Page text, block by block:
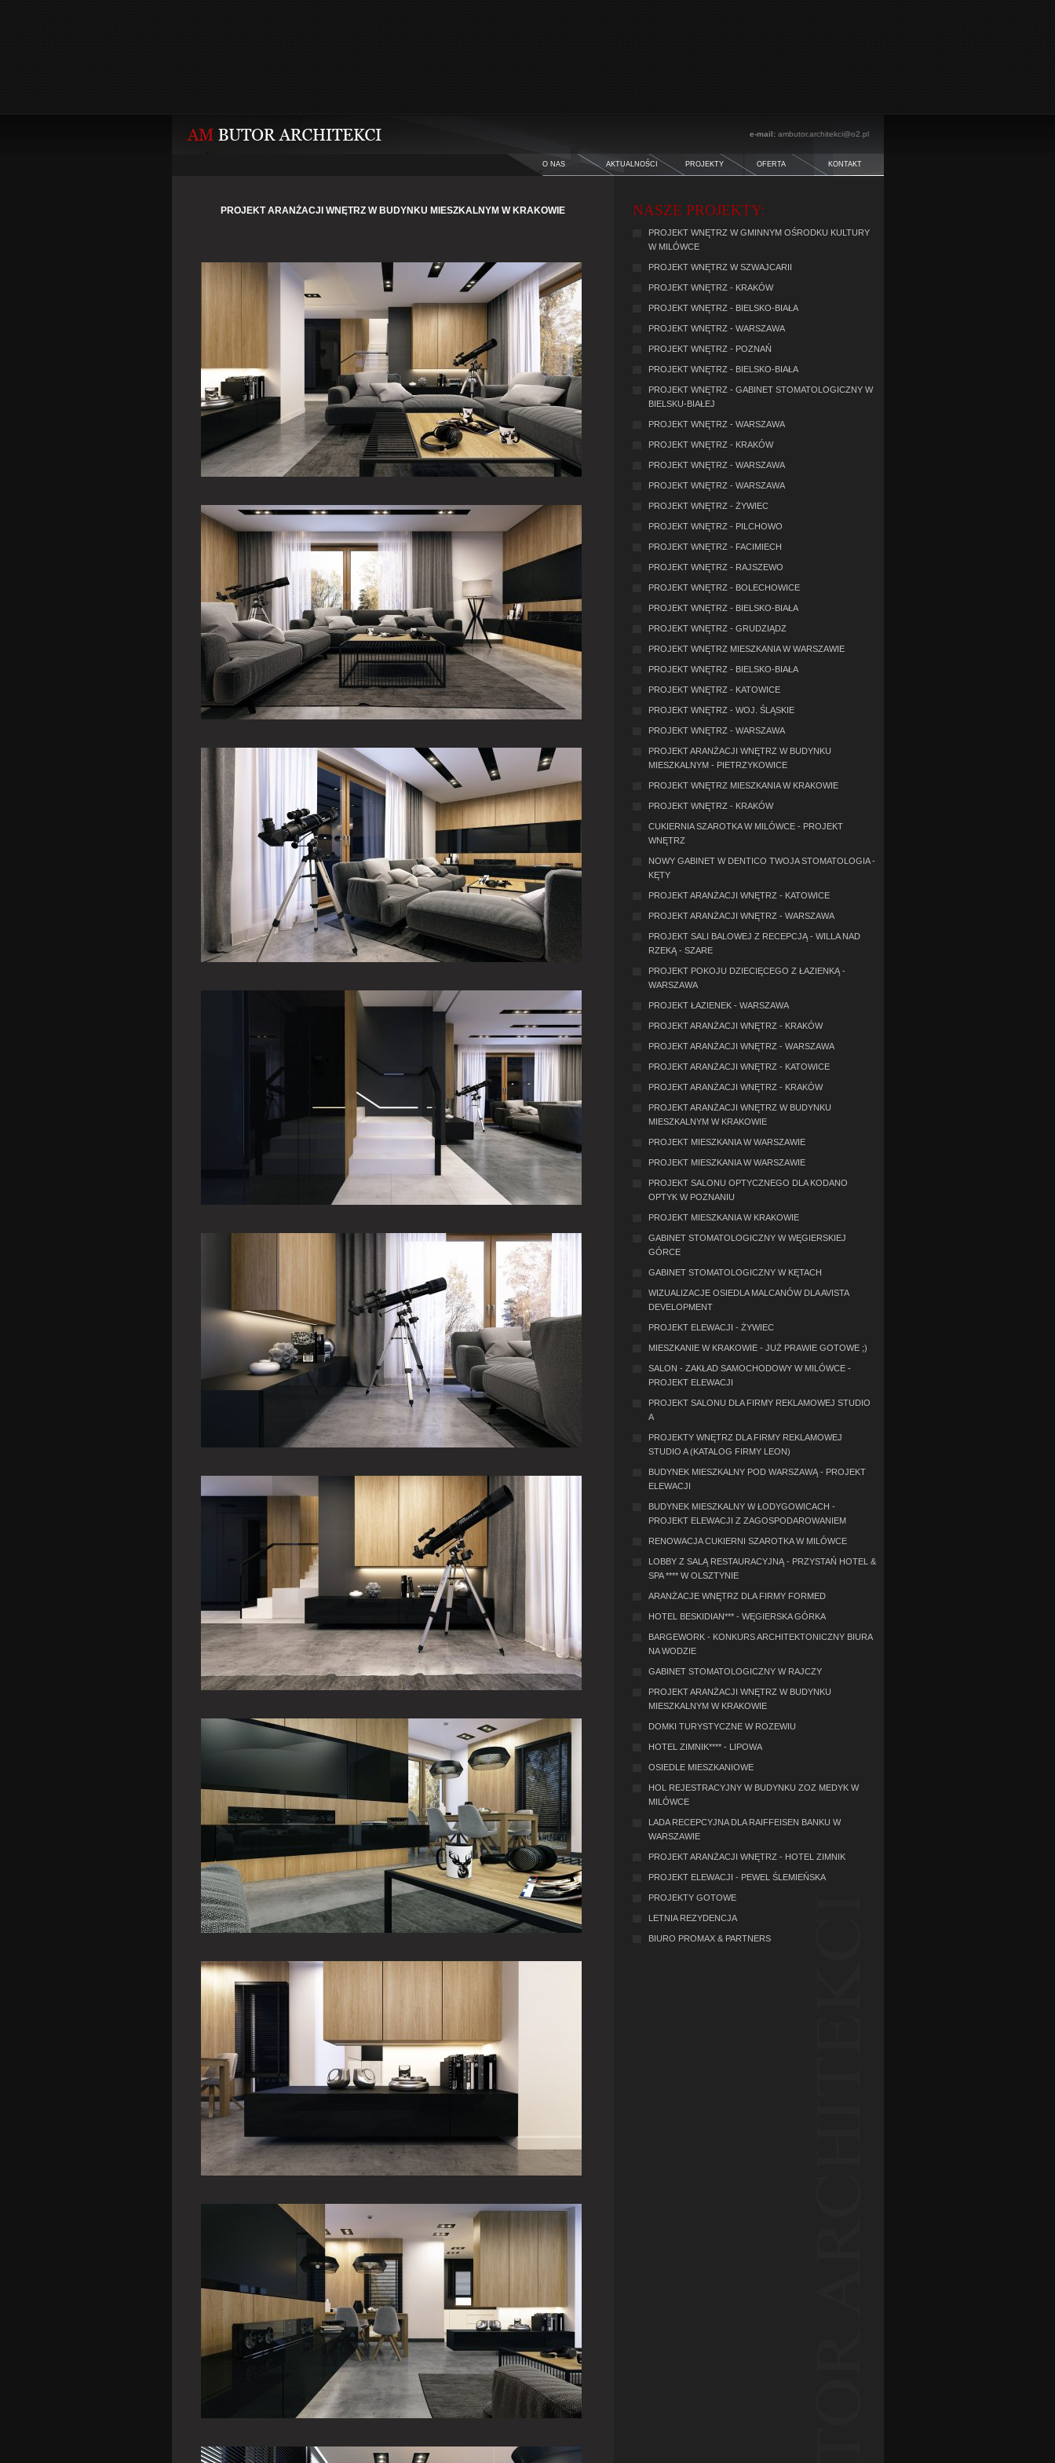
e-mail: ambutor.architekci@o2.pl
O NAS AKTUALNOŚCI PROJEKTY OFERTA KONTAKT
PROJEKT ARANŻACJI WNĘTRZ W BUDYNKU MIESZKALNYM W KRAKOWIE NASZE PROJEKTY:
PROJEKT WNĘTRZ W GMINNYM OŚRODKU KULTURY
W MILÓWCE
PROJEKT WNĘTRZ W SZWAJCARII
PROJEKT WNĘTRZ - KRAKÓW
PROJEKT WNĘTRZ - BIELSKO-BIAŁA
PROJEKT WNĘTRZ - WARSZAWA
PROJEKT WNĘTRZ - POZNAŃ
PROJEKT WNĘTRZ - BIELSKO-BIAŁA
PROJEKT WNĘTRZ - GABINET STOMATOLOGICZNY W
BIELSKU-BIAŁEJ
PROJEKT WNĘTRZ - WARSZAWA
PROJEKT WNĘTRZ - KRAKÓW
PROJEKT WNĘTRZ - WARSZAWA
PROJEKT WNĘTRZ - WARSZAWA
PROJEKT WNĘTRZ - ŻYWIEC
PROJEKT WNĘTRZ - PILCHOWO
PROJEKT WNĘTRZ - FACIMIECH
PROJEKT WNĘTRZ - RAJSZEWO
PROJEKT WNĘTRZ - BOLECHOWICE
PROJEKT WNĘTRZ - BIELSKO-BIAŁA
PROJEKT WNĘTRZ - GRUDZIĄDZ
PROJEKT WNĘTRZ MIESZKANIA W WARSZAWIE
PROJEKT WNĘTRZ - BIELSKO-BIAŁA
PROJEKT WNĘTRZ - KATOWICE
PROJEKT WNĘTRZ - WOJ. ŚLĄSKIE
PROJEKT WNĘTRZ - WARSZAWA
PROJEKT ARANŻACJI WNĘTRZ W BUDYNKU
MIESZKALNYM - PIETRZYKOWICE
PROJEKT WNĘTRZ MIESZKANIA W KRAKOWIE
PROJEKT WNĘTRZ - KRAKÓW
CUKIERNIA SZAROTKA W MILÓWCE - PROJEKT
WNĘTRZ
NOWY GABINET W DENTICO TWOJA STOMATOLOGIA -
KĘTY
PROJEKT ARANŻACJI WNĘTRZ - KATOWICE
PROJEKT ARANŻACJI WNĘTRZ - WARSZAWA
PROJEKT SALI BALOWEJ Z RECEPCJĄ - WILLA NAD
RZEKĄ - SZARE
PROJEKT POKOJU DZIECIĘCEGO Z ŁAZIENKĄ -
WARSZAWA
PROJEKT ŁAZIENEK - WARSZAWA
PROJEKT ARANŻACJI WNĘTRZ - KRAKÓW
PROJEKT ARANŻACJI WNĘTRZ - WARSZAWA
PROJEKT ARANŻACJI WNĘTRZ - KATOWICE
PROJEKT ARANŻACJI WNĘTRZ - KRAKÓW
PROJEKT ARANŻACJI WNĘTRZ W BUDYNKU
MIESZKALNYM W KRAKOWIE
PROJEKT MIESZKANIA W WARSZAWIE
PROJEKT MIESZKANIA W WARSZAWIE
PROJEKT SALONU OPTYCZNEGO DLA KODANO
OPTYK W POZNANIU
PROJEKT MIESZKANIA W KRAKOWIE
GABINET STOMATOLOGICZNY W WĘGIERSKIEJ
GÓRCE
GABINET STOMATOLOGICZNY W KĘTACH
WIZUALIZACJE OSIEDLA MALCANÓW DLA AVISTA
DEVELOPMENT
PROJEKT ELEWACJI - ŻYWIEC
MIESZKANIE W KRAKOWIE - JUŻ PRAWIE GOTOWE ;)
SALON - ZAKŁAD SAMOCHODOWY W MILÓWCE -
PROJEKT ELEWACJI
PROJEKT SALONU DLA FIRMY REKLAMOWEJ STUDIO
A
PROJEKTY WNĘTRZ DLA FIRMY REKLAMOWEJ
STUDIO A (KATALOG FIRMY LEON)
BUDYNEK MIESZKALNY POD WARSZAWĄ - PROJEKT
ELEWACJI
BUDYNEK MIESZKALNY W ŁODYGOWICACH -
PROJEKT ELEWACJI Z ZAGOSPODAROWANIEM
RENOWACJA CUKIERNI SZAROTKA W MILÓWCE
LOBBY Z SALĄ RESTAURACYJNĄ - PRZYSTAŃ HOTEL &
SPA **** W OLSZTYNIE
ARANŻACJE WNĘTRZ DLA FIRMY FORMED
HOTEL BESKIDIAN*** - WĘGIERSKA GÓRKA
BARGEWORK - KONKURS ARCHITEKTONICZNY BIURA
NA WODZIE
GABINET STOMATOLOGICZNY W RAJCZY
PROJEKT ARANŻACJI WNĘTRZ W BUDYNKU
MIESZKALNYM W KRAKOWIE
DOMKI TURYSTYCZNE W ROZEWIU
HOTEL ZIMNIK**** - LIPOWA
OSIEDLE MIESZKANIOWE
HOL REJESTRACYJNY W BUDYNKU ZOZ MEDYK W
MILÓWCE
LADA RECEPCYJNA DLA RAIFFEISEN BANKU W
WARSZAWIE
PROJEKT ARANŻACJI WNĘTRZ - HOTEL ZIMNIK
PROJEKT ELEWACJI - PEWEL ŚLEMIEŃSKA
PROJEKTY GOTOWE
LETNIA REZYDENCJA
BIURO PROMAX & PARTNERS